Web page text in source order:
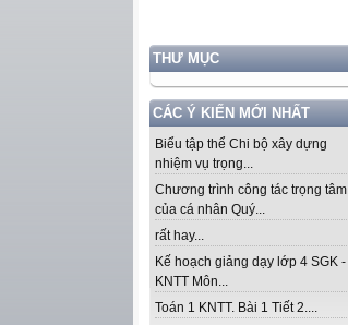
THƯ MỤC
CÁC Ý KIẾN MỚI NHẤT
Biểu tập thể Chi bộ xây dựng
nhiệm vụ trọng...
Chương trình công tác trọng tâm
của cá nhân Quý...
rất hay...
Kế hoạch giảng dạy lớp 4 SGK -
KNTT Môn...
Toán 1 KNTT. Bài 1 Tiết 2....